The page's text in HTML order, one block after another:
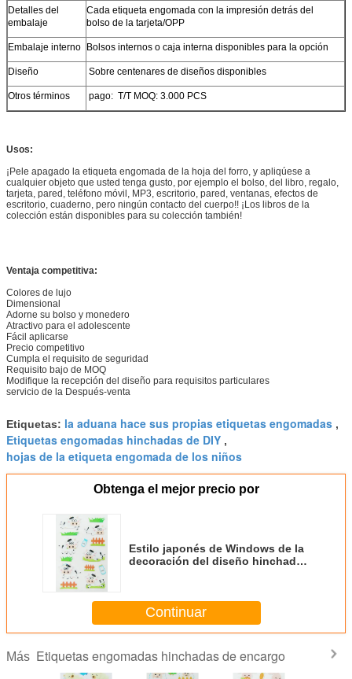
Detalles del
embalaje
Cada etiqueta engomada con la impresión detrás del
bolso de la tarjeta/OPP
Embalaje interno Bolsos internos o caja interna disponibles para la opción
Diseño Sobre centenares de diseños disponibles
Otros términos pago: T/T MOQ: 3.000 PCS
Usos:
¡Pele apagado la etiqueta engomada de la hoja del forro, y apliqúese a
cualquier objeto que usted tenga gusto, por ejemplo el bolso, del libro, regalo,
tarjeta, pared, teléfono móvil, MP3, escritorio, pared, ventanas, efectos de
escritorio, cuaderno, pero ningún contacto del cuerpo!! ¡Los libros de la
colección están disponibles para su colección también!
Ventaja competitiva:
Colores de lujo
Dimensional
Adorne su bolso y monedero
Atractivo para el adolescente
Fácil aplicarse
Precio competitivo
Cumpla el requisito de seguridad
Requisito bajo de MOQ
Modifique la recepción del diseño para requisitos particulares
servicio de la Después-venta
Etiquetas: la aduana hace sus propias etiquetas engomadas ,
Etiquetas engomadas hinchadas de DIY ,
hojas de la etiqueta engomada de los niños
Obtenga el mejor precio por
Estilo japonés de Windows de la
decoración del diseño hinchado
Continuar
Más Etiquetas engomadas hinchadas de encargo